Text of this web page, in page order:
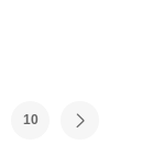
10